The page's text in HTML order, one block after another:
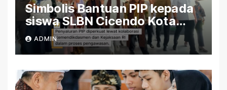
Simbolis Bantuan PIP kepada
siswa SLBN Cicendo Kota
Bandung
ADMIN